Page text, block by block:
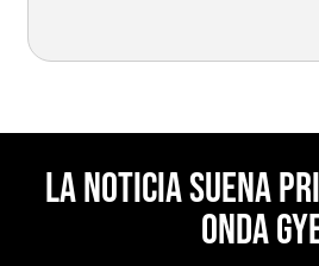
La noticia suena
Onda